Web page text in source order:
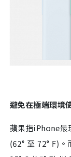
避免在極端環境
蘋果指iPhone最
(62° 至 72° F)